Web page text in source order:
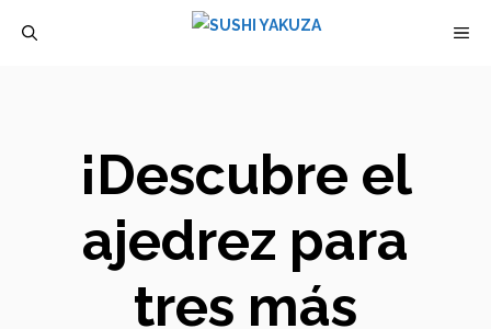
¡Descubre el
ajedrez para
tres más